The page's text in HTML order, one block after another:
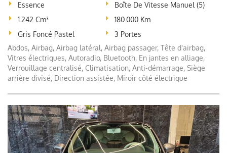
Essence
Boîte De Vitesse Manuel (5)
1.242 Cm³
180.000 Km
Gris Foncé Pastel
3 Portes
Abdos, Airbag, Airbag latéral, Airbag passager, Tête d'airbag,
Vitres électriques, Autoradio, Bluetooth, En jantes en alliage,
Verrouillage centralisé, Climatisation, Anti-démarrage, Siège
arrière divisé, Direction assistée, Miroir côté électrique